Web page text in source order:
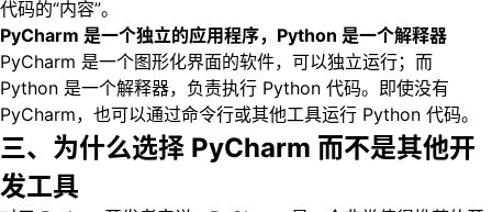
代码的“内容”。
PyCharm 是一个独立的应用程序，Python 是一个解释器
PyCharm 是一个图形化界面的软件，可以独立运行；而
Python 是一个解释器，负责执行 Python 代码。即使没有
PyCharm，也可以通过命令行或其他工具运行 Python 代码。
三、为什么选择 PyCharm 而不是其他开
发工具